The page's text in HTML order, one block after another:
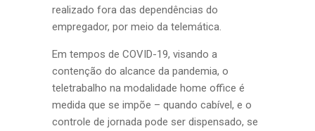
realizado fora das dependências do
empregador, por meio da telemática.
Em tempos de COVID-19, visando a
contenção do alcance da pandemia, o
teletrabalho na modalidade home office é
medida que se impõe – quando cabível, e o
controle de jornada pode ser dispensado, se